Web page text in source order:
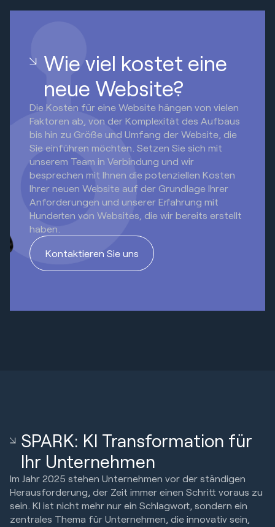
Wie viel kostet eine
neue Website?
Die Kosten für eine Website hängen von vielen
Faktoren ab, von der Komplexität des Aufbaus
bis hin zu Größe und Umfang der Website, die
Sie einführen möchten. Setzen Sie sich mit
unserem Team in Verbindung und wir
besprechen mit Ihnen die potenziellen Kosten
Ihrer neuen Website auf der Grundlage Ihrer
Anforderungen und unserer Erfahrung mit
Hunderten von Websites, die wir bereits erstellt
haben.
Kontaktieren Sie uns
SPARK: KI Transformation für
Ihr Unternehmen
Im Jahr 2025 stehen Unternehmen vor der ständigen
Herausforderung, der Zeit immer einen Schritt voraus zu
sein. KI ist nicht mehr nur ein Schlagwort, sondern ein
zentrales Thema für Unternehmen, die innovativ sein,